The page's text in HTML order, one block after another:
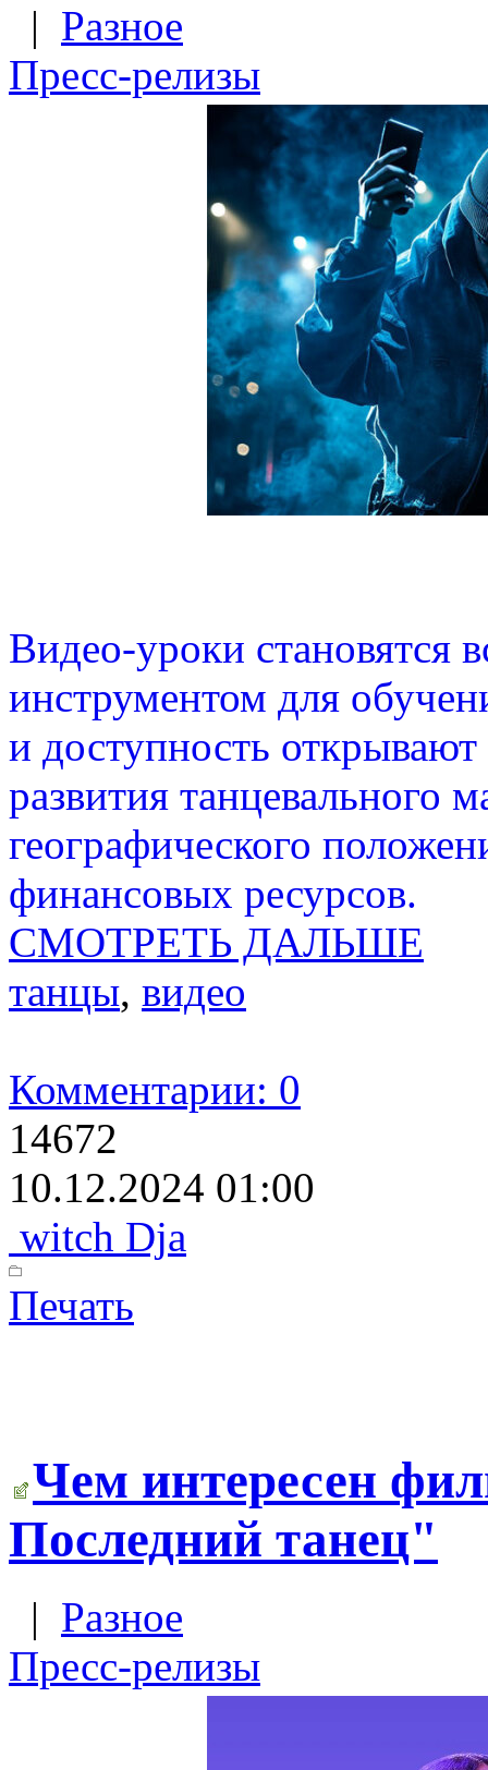
| Разное
Пресс-релизы
Видео-уроки становятся
инструментом для
и доступность
развития танцевального
географического
финансовых ресурсов.
СМОТРЕТЬ ДАЛЬШЕ
танцы, видео
Комментарии: 0
14672
10.12.2024 01:00
witch Dja
Печать
Чем интересен
Последний танец"
| Разное
Пресс-релизы